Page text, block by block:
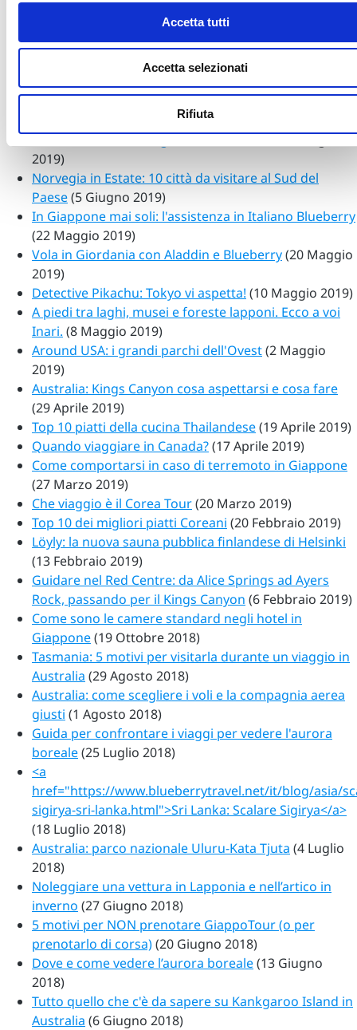
Accetta tutti
Accetta selezionati
Rifiuta
Come raggiungere il Nord Europa e quali documenti
(17 Luglio 2019)
TOP 5 delle escursioni in giornata da Tokyo(10 Luglio
Le stagioni in Corea del Sud: i consigli di Persi in
Corea(1 Luglio 2019)
TOP 5 escursioni da fare a Kirkenes
Groenlandia: scenari glaciali mozzafiato(12 Giugno
2019)
Norvegia in Estate: 10 città da visitare al Sud del
Paese(5 Giugno 2019)
In Giappone mai soli: l'assistenza in Italiano Blueberry
(22 Maggio 2019)
Vola in Giordania con Aladdin e Blueberry(20 Maggio
2019)
Detective Pikachu: Tokyo vi aspetta! (10 Maggio 2019)
A piedi tra laghi, musei e foreste lapponi. Ecco a voi
Inari. (8 Maggio 2019)
Around USA: i grandi parchi dell'Ovest(2 Maggio
2019)
Australia: Kings Canyon cosa aspettarsi e cosa fare
(29 Aprile 2019)
Top 10 piatti della cucina Thailandese(19 Aprile 2019)
Quando viaggiare in Canada?(17 Aprile 2019)
Come comportarsi in caso di terremoto in Giappone
(27 Marzo 2019)
Che viaggio è il Corea Tour(20 Marzo 2019)
Top 10 dei migliori piatti Coreani (20 Febbraio 2019)
Löyly: la nuova sauna pubblica finlandese di Helsinki
(13 Febbraio 2019)
Guidare nel Red Centre: da Alice Springs ad Ayers
Rock, passando per il Kings Canyon (6 Febbraio 2019)
Come sono le camere standard negli hotel in
Giappone(19 Ottobre 2018)
Tasmania: 5 motivi per visitarla durante un viaggio in
Australia (29 Agosto 2018)
Australia: come scegliere i voli e la compagnia aerea
giusti (1 Agosto 2018)
Guida per confrontare i viaggi per vedere l'aurora
boreale(25 Luglio 2018)
<a
href="https://www.blueberrytravel.net/it/blog/asia/
sigirya-sri-lanka.html">Sri Lanka: Scalare Sigirya</a>
(18 Luglio 2018)
Australia: parco nazionale Uluru-Kata Tjuta (4 Luglio
2018)
Noleggiare una vettura in Lapponia e nell’artico in
inverno (27 Giugno 2018)
5 motivi per NON prenotare GiappoTour (o per
prenotarlo di corsa)(20 Giugno 2018)
Dove e come vedere l’aurora boreale(13 Giugno
2018)
Tutto quello che c'è da sapere su Kankgaroo Island in
Australia (6 Giugno 2018)